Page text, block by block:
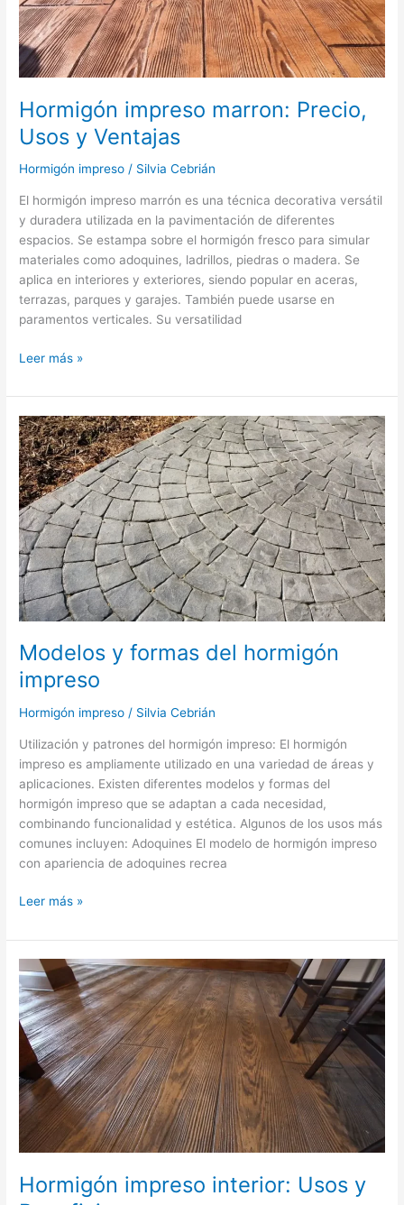
Hormigón impreso marron: Precio,
Usos y Ventajas
Hormigón impreso / Silvia Cebrián
El hormigón impreso marrón es una técnica decorativa versátil
y duradera utilizada en la pavimentación de diferentes
espacios. Se estampa sobre el hormigón fresco para simular
materiales como adoquines, ladrillos, piedras o madera. Se
aplica en interiores y exteriores, siendo popular en aceras,
terrazas, parques y garajes. También puede usarse en
paramentos verticales. Su versatilidad
Ventajas
Leer más »
Modelos y formas del hormigón
impreso
Hormigón impreso / Silvia Cebrián
Utilización y patrones del hormigón impreso: El hormigón
impreso es ampliamente utilizado en una variedad de áreas y
aplicaciones. Existen diferentes modelos y formas del
hormigón impreso que se adaptan a cada necesidad,
combinando funcionalidad y estética. Algunos de los usos más
comunes incluyen: Adoquines El modelo de hormigón impreso
con apariencia de adoquines recrea
Modelos
y
formas
del
hormigón
impreso
Leer más »
Hormigón impreso interior: Usos y
Hormigón
impreso
interior:
Usos
Beneficios